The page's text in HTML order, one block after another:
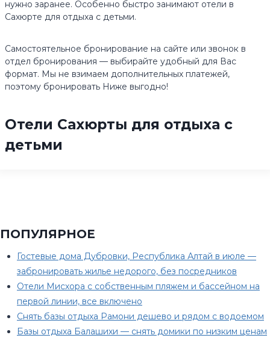
нужно заранее. Особенно быстро занимают отели в
Сахюрте для отдыха с детьми.
Самостоятельное бронирование на сайте или звонок в
отдел бронирования — выбирайте удобный для Вас
формат. Мы не взимаем дополнительных платежей,
поэтому бронировать Ниже выгодно!
Отели Сахюрты для отдыха с
детьми
ПОПУЛЯРНОЕ
Гостевые дома Дубровки, Республика Алтай в июле —
забронировать жилье недорого, без посредников
Отели Мисхора с собственным пляжем и бассейном на
первой линии, все включено
Снять базы отдыха Рамони дешево и рядом с водоемом
Базы отдыха Балашихи — снять домики по низким ценам